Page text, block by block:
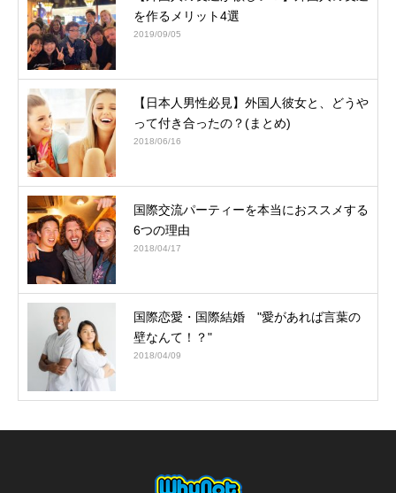
を作るメリット4選
2019/09/05
【日本人男性必見】外国人彼女と、どうや
って付き合ったの？(まとめ)
2018/06/16
国際交流パーティーを本当におススメする
6つの理由
2018/04/17
国際恋愛・国際結婚 "愛があれば言葉の
壁なんて！？"
2018/04/09